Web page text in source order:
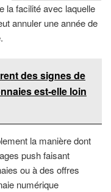
la facilité avec laquelle
annuler une année de
des signes de
est-elle loin
la manière dont
push faisant
ou à des offres
numérique